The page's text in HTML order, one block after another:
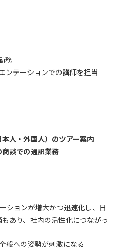
務
ンテーションでの講師を担当
人・外国人）のツアー案内
談での通訳業務
ションが増大かつ迅速化し、日
あり、社内の活性化につながっ
般への姿勢が刺激になる